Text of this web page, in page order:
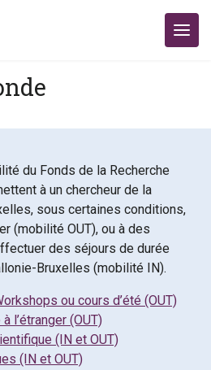
du Fonds de la Recherche
à un chercheur de la
sous certaines conditions,
(mobilité OUT), ou à des
des séjours de durée
Bruxelles (mobilité IN).
ou cours d’été (OUT)
l’étranger (OUT)
(IN et OUT)
(IN et OUT)